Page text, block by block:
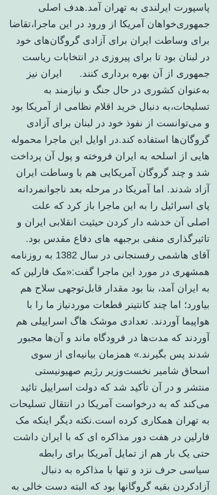
پاسپورت ایرلندی به تهران آمد.هدف اصلی
جمهوری‌خواهان آمریکا از ورود در این ماجرا،تقاضا
برای وساطت ایران برای آزادی گروگان‌های خود
در لبنان بود تا برای پیروزی در انتخابات ریاست
جمهوری از آن بهره برداری کنند. ایران نیز
به‌عنوان کشوری در حال جنگ و نیازمند به
تسلیحات،به دنبال خرید اقلام نظامی از آمریکا بود
و می‌توانست از نفوذ خود در لبنان برای آزادی
گروگان‌ها استفاده کند.در اوایل این ماجرا محموله
هایی از اسلحه به ایران فروخته و پول آن پرداخت
شد و چند گروگان آمریکایی هم با وساطت ایران
آزاد شدند. اما آمریکا در مرحله بعد ناجوانمردانه
پای اسرائیل را به این ماجرا باز کرد که علت
اصلی آن خدشه دار کردن حیثیت انقلابی ایران و
تاثیرگذاری منفی برجبهه های دفاع مقدس بود.
آقای هاشمی رفسنجانی در سال 1382 به روزنامه
همشهری در مورد این ماجرا گفت:«مک فارلین که
به ایران آمد، بنا بود مقدار قابل‌توجهی سلاح هم
بیاورد؛ اما چند کانتینر قطعات موردنیاز ما را با
هواپیما آوردند. تعدادی موشک هاگ اسراییلی هم
آوردند که مدت‌ها در فرودگاه ماند و آن‌ها مجبور
شدند پس بگیرند.» همزمان بیانیه‌ای از سوی
اسحاق شامیر نخست‌وزیر رژیم صهیونیستی
منتشر و در آن تأکید شد که دولت اسراییل تائید
می‌کند که به درخواست آمریکا در انتقال تسلیحات
به تهران‌ همکاری کرده است.نکته دیگر اینکه مک
فارلین در هفت دور مذاکره ای که با ایران داشت
حتی یک بار هم از تمایل آمریکا برای رابطه
سیاسی حرف نزد و تنها با مذاکره به دنبال
آزادکردن بقیه گروگانها بود که البته دست خالی به